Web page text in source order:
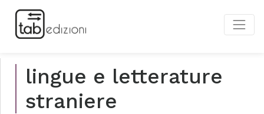
lingue e letterature
straniere